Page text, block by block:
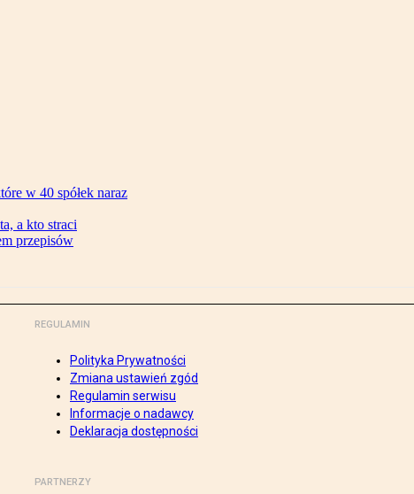
w 40 spółek naraz
a kto straci
przepisów
REGULAMIN
Polityka Prywatności
Zmiana ustawień zgód
Regulamin serwisu
Informacje o nadawcy
Deklaracja dostępności
PARTNERZY